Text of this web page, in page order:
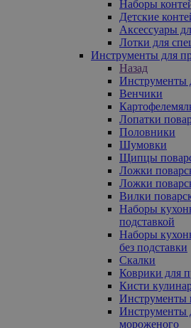
Наборы
Детские
Аксессуары
Лотки для
Инструменты для
Назад
Инструменты
Венчики
Лопатки
Половники
Шумовки
Щипцы
Ложки
Ложки
Вилки
Наборы
подставкой
Наборы
без подставки
Скалки
Коврики для
Кисти
Инструменты
Инструменты
мороженого